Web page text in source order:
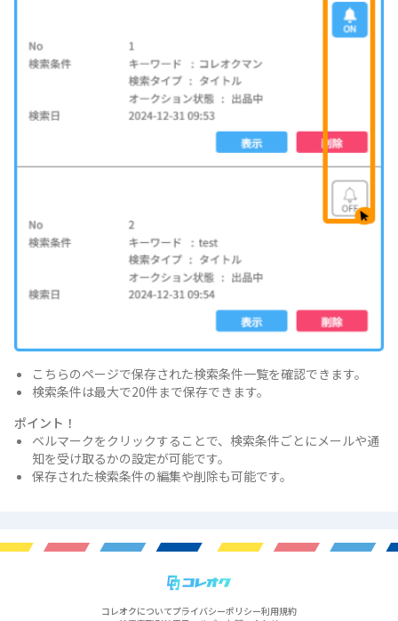
こちらのページで保存された検索条件一覧を確認できます。
検索条件は最大で20件まで保存できます。
ポイント！
ベルマークをクリックすることで、検索条件ごとにメールや通
知を受け取るかの設定が可能です。
保存された検索条件の編集や削除も可能です。
コレオクについてプライバシーポリシー利用規約